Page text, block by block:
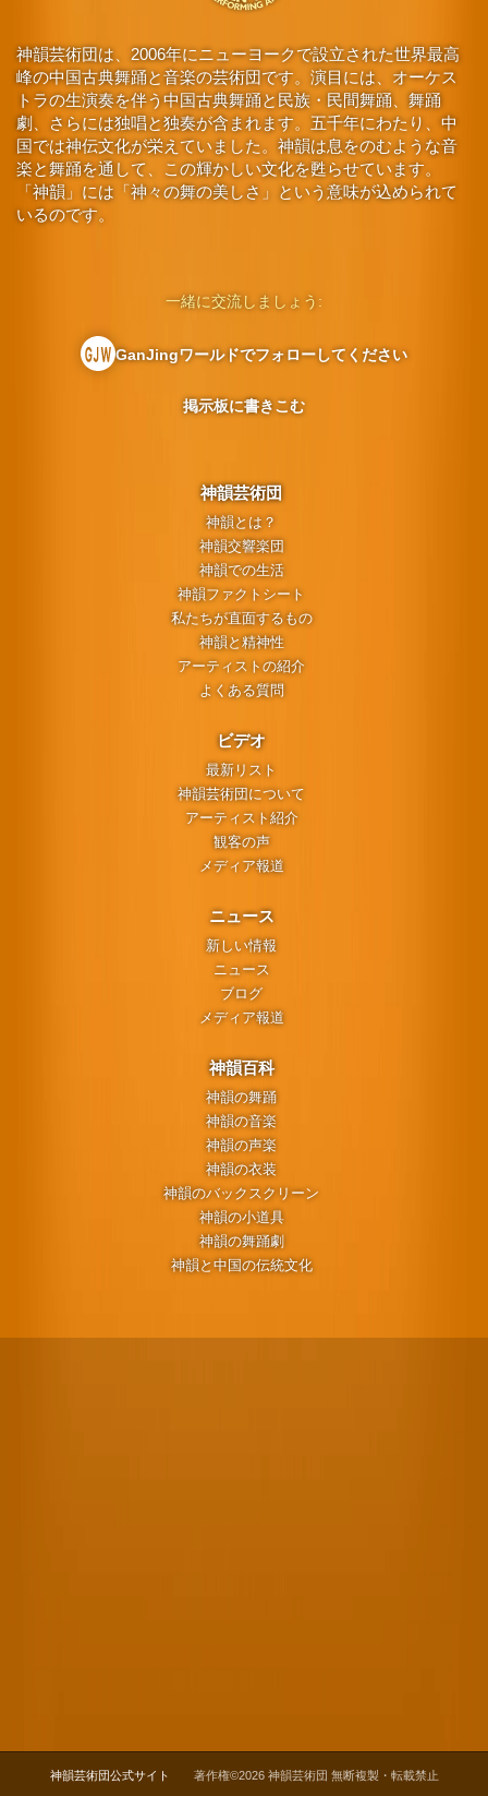
神韻芸術団は、2006年にニューヨークで設立された世界最高
峰の中国古典舞踊と音楽の芸術団です。演目には、オーケス
トラの生演奏を伴う中国古典舞踊と民族・民間舞踊、舞踊
劇、さらには独唱と独奏が含まれます。五千年にわたり、中
国では神伝文化が栄えていました。神韻は息をのむような音
楽と舞踊を通して、この輝かしい文化を甦らせています。
「神韻」には「神々の舞の美しさ」という意味が込められて
いるのです。
神韻芸術団
神韻とは？
神韻交響楽団
神韻での生活
神韻ファクトシート
私たちが直面するもの
神韻と精神性
アーティストの紹介
よくある質問
ビデオ
最新リスト
神韻芸術団について
アーティスト紹介
観客の声
メディア報道
ニュース
新しい情報
ニュース
ブログ
メディア報道
神韻百科
神韻の舞踊
神韻の音楽
神韻の声楽
神韻の衣装
神韻のバックスクリーン
神韻の小道具
神韻の舞踊劇
神韻と中国の伝統文化
一緒に交流しましょう:
GanJingワールドでフォローしてください
掲示板に書きこむ
神韻芸術団公式サイト 著作権©2026 神韻芸術団 無断複製・転載禁止